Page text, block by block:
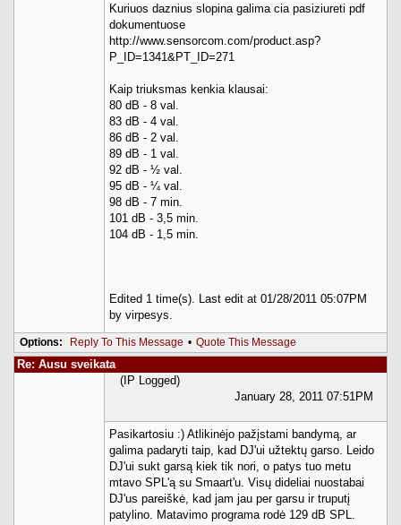
Kuriuos daznius slopina galima cia pasiziureti pdf
dokumentuose
http://www.sensorcom.com/product.asp?
P_ID=1341&PT_ID=271
Kaip triuksmas kenkia klausai:
80 dB - 8 val.
83 dB - 4 val.
86 dB - 2 val.
89 dB - 1 val.
92 dB - ½ val.
95 dB - ¼ val.
98 dB - 7 min.
101 dB - 3,5 min.
104 dB - 1,5 min.
Edited 1 time(s). Last edit at 01/28/2011 05:07PM
by virpesys.
Options: Reply To This Message • Quote This Message
Re: Ausu sveikata
(IP Logged)
January 28, 2011 07:51PM
Pasikartosiu :) Atlikinėjo pažįstami bandymą, ar
galima padaryti taip, kad DJ'ui užtektų garso. Leido
DJ'ui sukt garsą kiek tik nori, o patys tuo metu
mtavo SPL'ą su Smaart'u. Visų dideliai nuostabai
DJ'us pareiškė, kad jam jau per garsu ir truputį
patylino. Matavimo programa rodė 129 dB SPL.